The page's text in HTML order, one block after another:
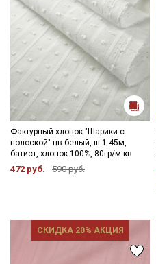
Фактурный хлопок "Шарики с
полоской" цв.белый, ш.1.45м,
батист, хлопок-100%, 80гр/м.кв
472 руб. 590 руб.
СКИДКА 20% АКЦИЯ